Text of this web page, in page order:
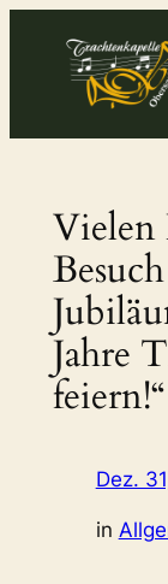
springen
Vielen
Jahre
feiern!“
Dez.
in